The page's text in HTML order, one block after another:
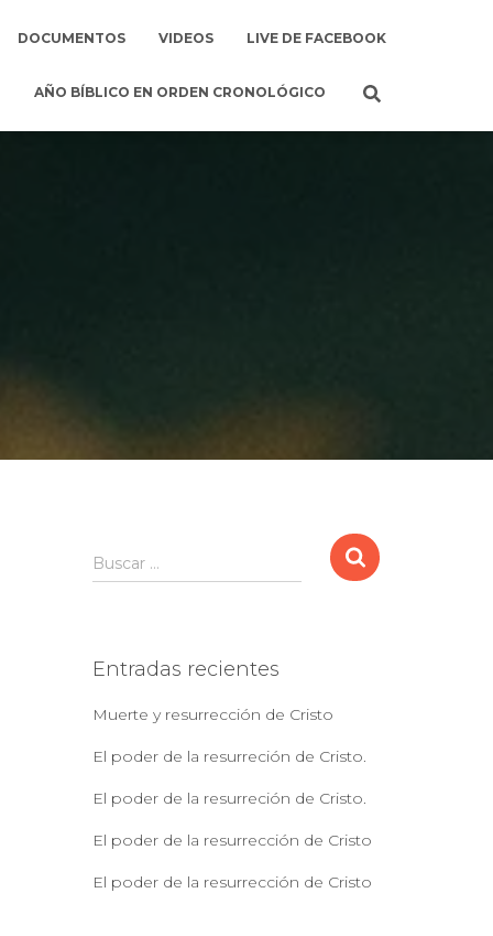
DOCUMENTOS VIDEOS LIVE DE FACEBOOK
AÑO BÍBLICO EN ORDEN CRONOLÓGICO
B
u
r
Buscar …
Entradas recientes
Muerte y resurrección de Cristo
El poder de la resurreción de Cristo.
El poder de la resurreción de Cristo.
El poder de la resurrección de Cristo
El poder de la resurrección de Cristo